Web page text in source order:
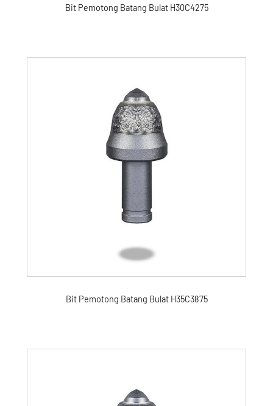
Bit Pemotong Batang Bulat H30C4275
Bit Pemotong Batang Bulat H35C3875